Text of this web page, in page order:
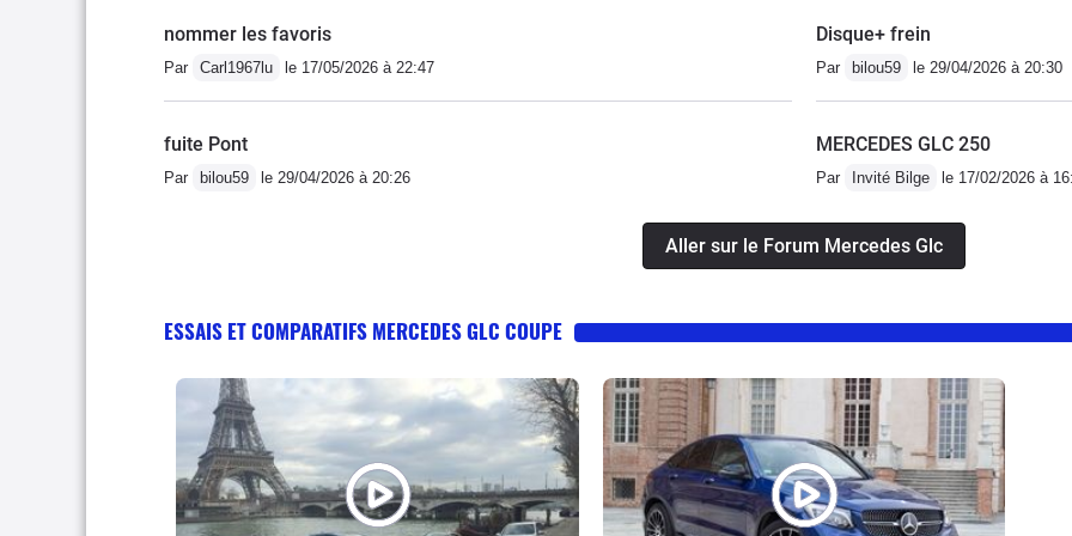
nommer les favoris
Par Carl1967lu le 17/05/2026 à 22:47
Disque+ frein
Par bilou59 le 29/04/2026 à 20:30
fuite Pont
Par bilou59 le 29/04/2026 à 20:26
MERCEDES GLC 250
Par Invité Bilge le 17/02/2026 à
Aller sur le Forum Mercedes Glc
ESSAIS ET COMPARATIFS MERCEDES GLC COUPE